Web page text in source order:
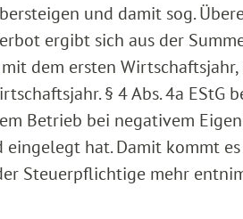
und damit sog.
ergibt sich aus der
dem ersten Wirtschaftsjahr,
§ 4 Abs. 4a EStG
Betrieb bei negativem
hat. Damit kommt
Steuerpflichtige mehr